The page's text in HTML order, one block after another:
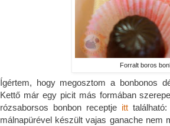
Forralt boros
Ígértem, hogy megosztom a bonbonos
Kettő már egy picit más formában
rózsaborsos bonbon receptje itt
málnapürével készült vajas ganache nem